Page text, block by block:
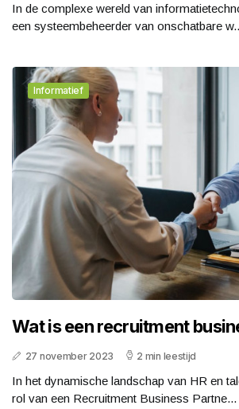
In de complexe wereld van
een systeembeheerder van onschatbare
Informatief
Wat is een recruitment
27 november 2023 2 min leestijd
In het dynamische landschap van HR en
rol van een Recruitment Business Partne...